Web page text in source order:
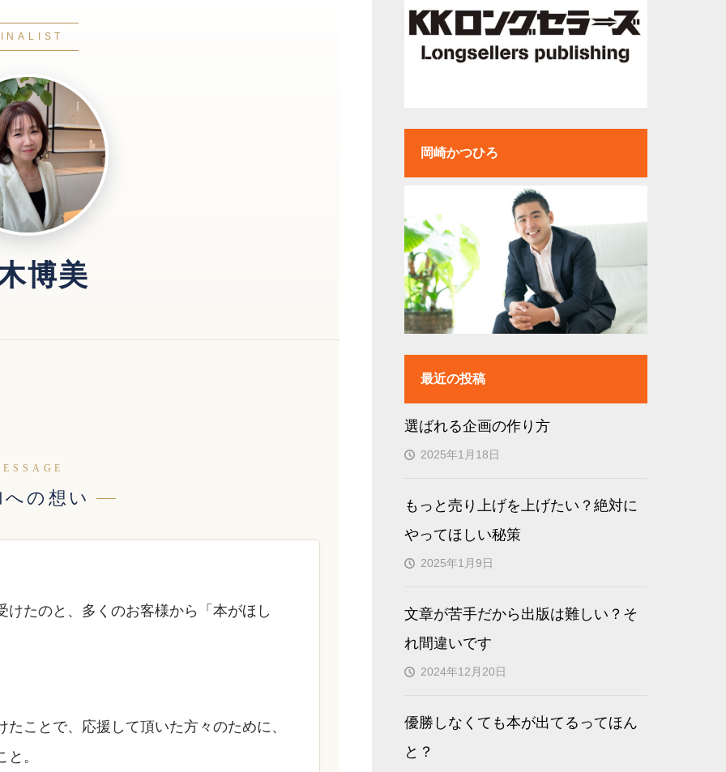
博美
への想い
たのと、多くのお客様から「本がほし
ことで、応援して頂いた方々のために、
。
岡崎かつひろ
最近の投稿
選ばれる企画の作り方
2025年1月18日
もっと売り上げを上げたい？絶対に
やってほしい秘策
2025年1月9日
文章が苦手だから出版は難しい？そ
れ間違いです
2024年12月20日
優勝しなくても本が出てるってほん
と？